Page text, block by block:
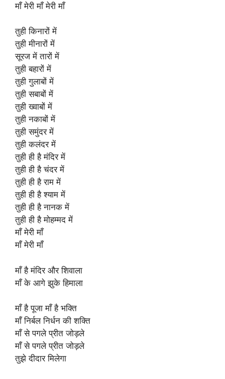
माँ मेरी माँ मेरी माँ
तुही किनारों में
तुही मीनारों में
सूरज में तारों में
तुही बहारों में
तुही गुलाबों में
तुही सबाबों में
तुही ख्वाबों में
तुही नकाबों में
तुही समुंदर में
तुही कलंदर में
तुही ही है मंदिर में
तुही ही है चंदर में
तुही ही है राम में
तुही ही है श्याम में
तुही ही है नानक में
तुही ही है मोहम्मद में
माँ मेरी माँ
माँ मेरी माँ
माँ है मंदिर और शिवाला
माँ के आगे झुके हिमाला
माँ है पूजा माँ है भक्ति
माँ निर्बल निर्धन की शक्ति
माँ से पगले प्रीत जोड़ले
माँ से पगले प्रीत जोड़ले
तुझे दीदार मिलेगा